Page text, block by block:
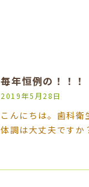
毎年恒例の！！！
2019年5月28日
こんにちは。歯科
体調は大丈夫です